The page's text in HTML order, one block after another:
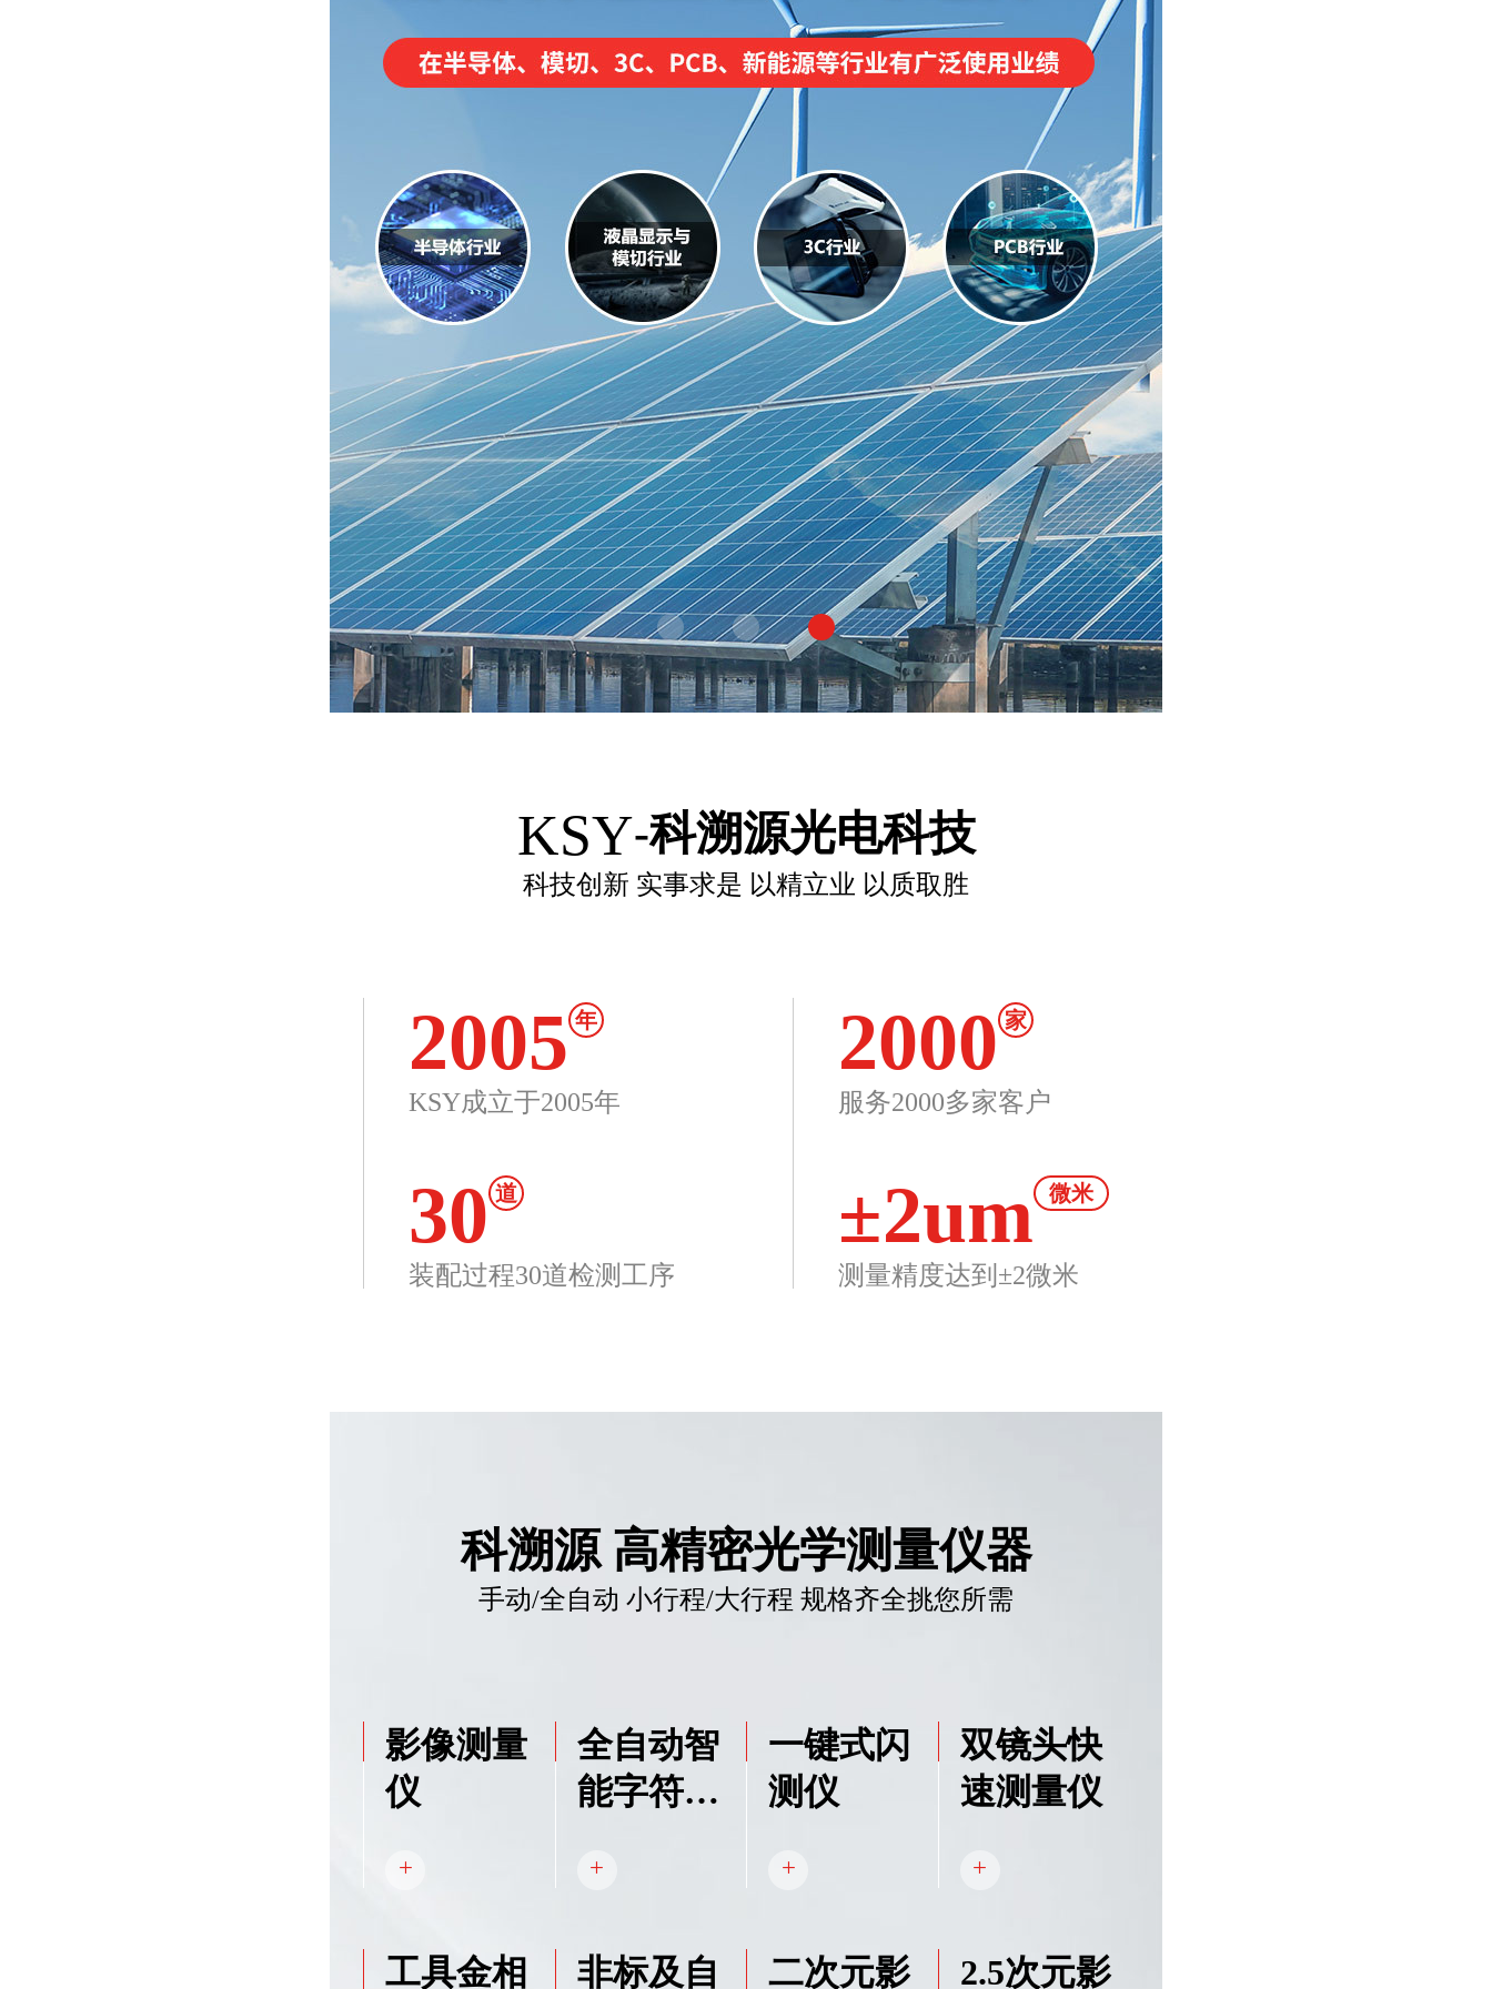
KSY-科溯源光电科技
科技创新 实事求是 以精立业 以质取胜
2005 年
KSY成立于2005年
2000 家
服务2000多家客户
30 道
装配过程30道检测工序
±2um 微米
测量精度达到±2微米
科溯源 高精密光学测量仪器
手动/全自动 小行程/大行程 规格齐全挑您所需
影像测量
仪
全自动智
能字符测
一键式闪
测仪
双镜头快
速测量仪
工具金相 非标及自 二次元影 2.5次元影